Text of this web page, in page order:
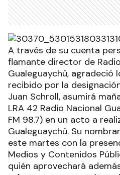
A través de su cuenta
flamante director de
Gualeguaychú, agradeció
recibido por la
Juan Schroll, asumirá
LRA 42 Radio Nacional
FM 98.7) en un acto a
Gualeguaychú. Su
este martes con la
Medios y Contenidos
quién aprovechará